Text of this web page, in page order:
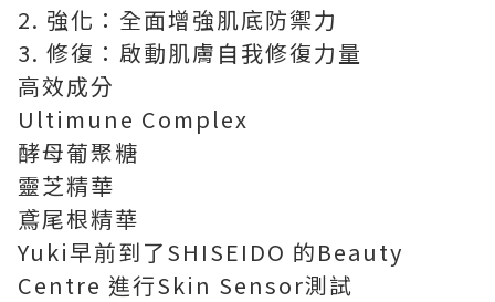
2. 強化：全面增強肌底防禦力
3. 修復：啟動肌膚自我修復力量
高效成分
Ultimune Complex
酵母葡聚糖
靈芝精華
鳶尾根精華
Yuki早前到了SHISEIDO 的Beauty
Centre 進行Skin Sensor測試